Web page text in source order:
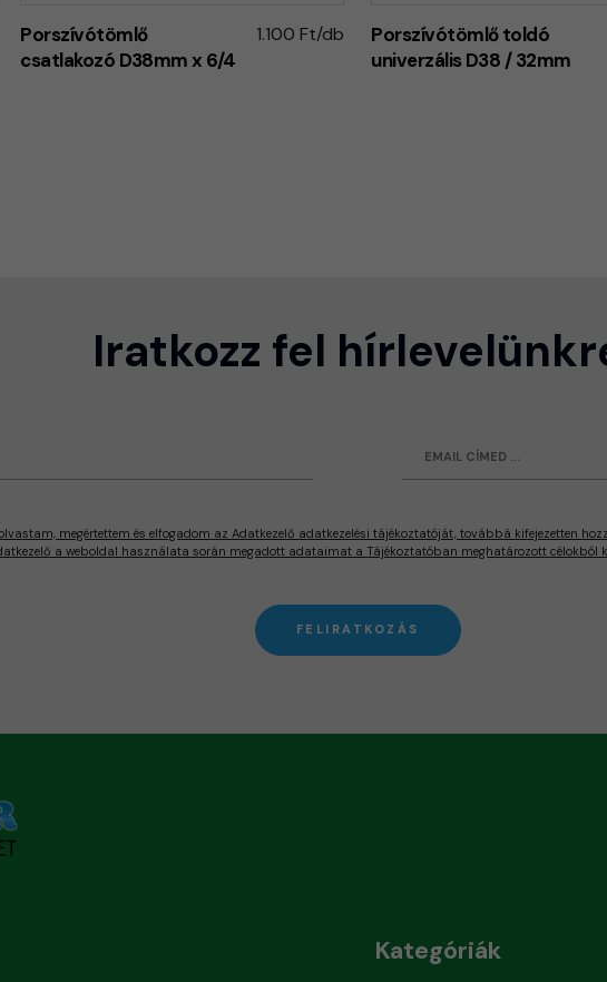
Porszívótömlő
csatlakozó D38mm x 6/4
1.100 Ft/db
Porszívótömlő toldó
univerzális D38 / 32mm
Iratkozz fel
megértettem és elfogadom az Adatkezelő adatkezelési tájékoztatóját, továbbá kifejezetten
a weboldal használata során megadott adataimat a Tájékoztatóban meghatározott célokból
FELIRATKOZÁS
Kategóriák